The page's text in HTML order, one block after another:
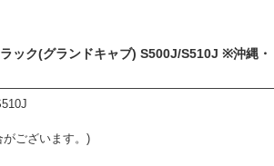
ック(グランドキャブ) S500J/S510J ※沖縄・
がございます。)